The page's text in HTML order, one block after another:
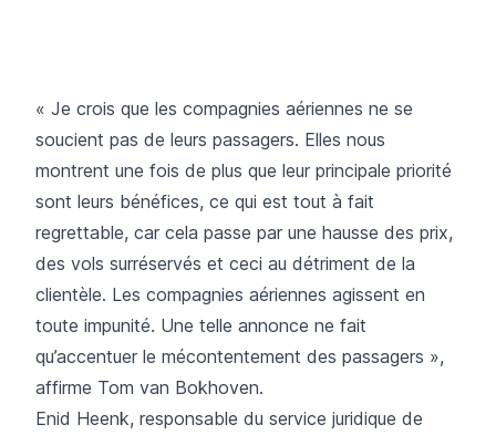
« Je crois que les compagnies aériennes ne se
soucient pas de leurs passagers. Elles nous
montrent une fois de plus que leur principale priorité
sont leurs bénéfices, ce qui est tout à fait
regrettable, car cela passe par une hausse des prix,
des vols surréservés et ceci au détriment de la
clientèle. Les compagnies aériennes agissent en
toute impunité. Une telle annonce ne fait
qu’accentuer le mécontentement des passagers »,
affirme Tom van Bokhoven.
Enid Heenk, responsable du service juridique de